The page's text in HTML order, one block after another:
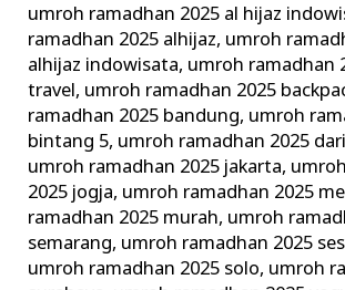
umroh ramadhan 2025 al hijaz
ramadhan 2025 alhijaz, umroh
alhijaz indowisata, umroh ramadhan
travel, umroh ramadhan 2025
ramadhan 2025 bandung, umroh
bintang 5, umroh ramadhan 2025
umroh ramadhan 2025 jakarta,
2025 jogja, umroh ramadhan 2025
ramadhan 2025 murah, umroh
semarang, umroh ramadhan 2025
umroh ramadhan 2025 solo, umroh